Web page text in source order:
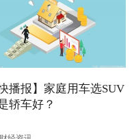
快播报】家庭用车选SUV
轿车好？